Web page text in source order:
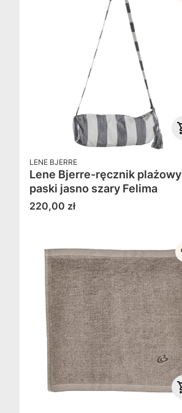
PRODUCENT
LENE BJERRE
Lene Bjerre-ręcznik plażowy w
paski jasno szary Felima
Cena
220,00 zł